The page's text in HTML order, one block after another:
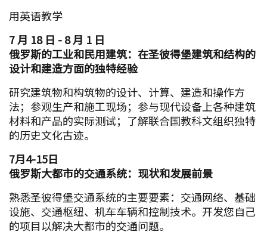
用英语教学
7 月 18 日 - 8 月 1 日
俄罗斯的工业和民用建筑：在圣彼得堡建筑和结构的
设计和建造方面的独特经验
研究建筑物和构筑物的设计、计算、建造和操作方
法；参观生产和施工现场；参与现代设备上各种建筑
材料和产品的实际测试；了解联合国教科文组织独特
的历史文化古迹。
7月4-15日
俄罗斯大都市的交通系统：现状和发展前景
熟悉圣彼得堡交通系统的主要要素：交通网络、基础
设施、交通枢纽、机车车辆和控制技术。开发您自己
的项目以解决大都市的交通问题。